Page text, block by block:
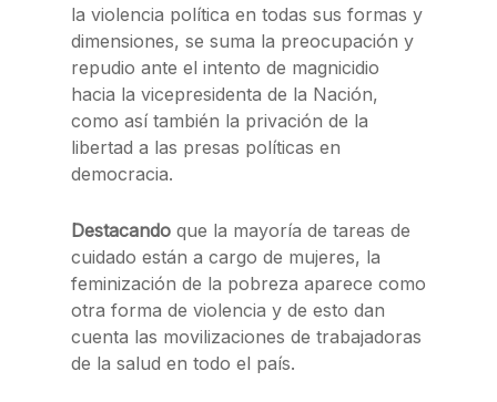
la violencia política en todas sus formas y
dimensiones, se suma la preocupación y
repudio ante el intento de magnicidio
hacia la vicepresidenta de la Nación,
como así también la privación de la
libertad a las presas políticas en
democracia.
Destacando que la mayoría de tareas de
cuidado están a cargo de mujeres, la
feminización de la pobreza aparece como
otra forma de violencia y de esto dan
cuenta las movilizaciones de trabajadoras
de la salud en todo el país.